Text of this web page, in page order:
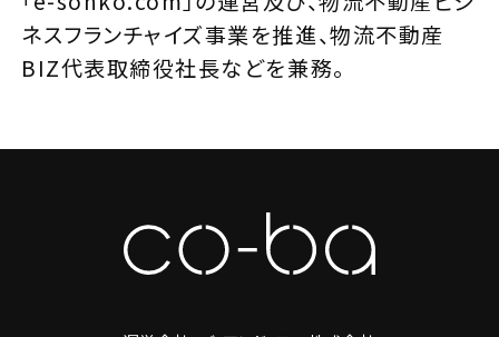
ネスフランチャイズ事業を推進、物流不動産
BIZ代表取締役社長などを兼務。